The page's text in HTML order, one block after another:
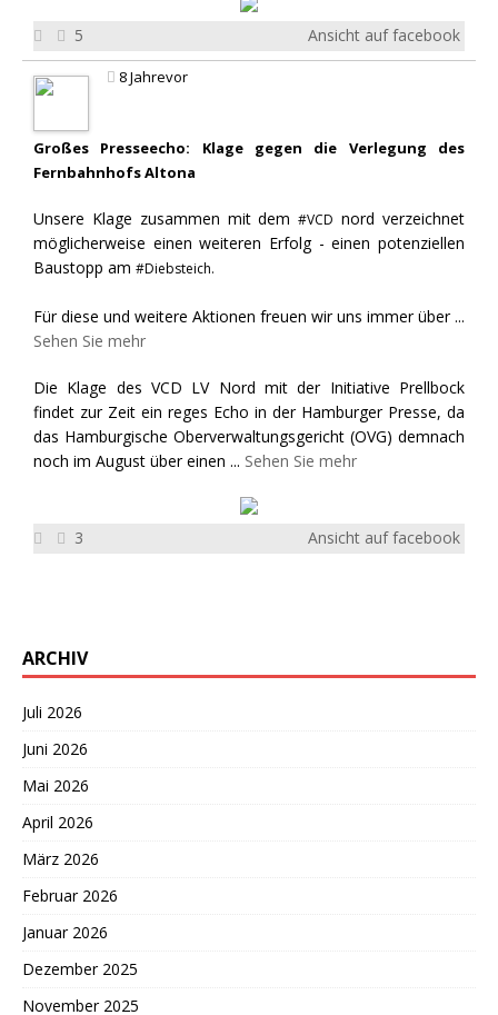
5 Ansicht auf facebook
8 Jahrevor
Großes Presseecho: Klage gegen die Verlegung des
Fernbahnhofs Altona
Unsere Klage zusammen mit dem#VCD nord verzeichnet
möglicherweise einen weiteren Erfolg - einen potenziellen
Baustopp am #Diebsteich.
Für diese und weitere Aktionen freuen wir uns immer über ...
Sehen Sie mehr
Die Klage des VCD LV Nord mit der Initiative Prellbock
findet zur Zeit ein reges Echo in der Hamburger Presse, da
das Hamburgische Oberverwaltungsgericht (OVG) demnach
noch im August über einen ... Sehen Sie mehr
3 Ansicht auf facebook
ARCHIV
Juli 2026
Juni 2026
Mai 2026
April 2026
März 2026
Februar 2026
Januar 2026
Dezember 2025
November 2025